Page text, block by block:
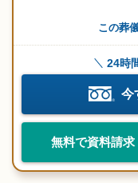
この葬
24時
今
無料で資料請求